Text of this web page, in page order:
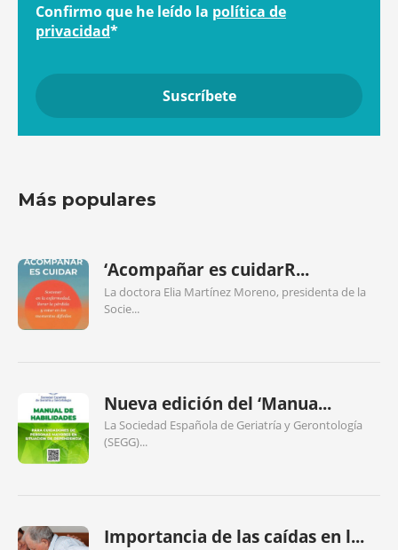
Confirmo que he leído la política de
privacidad*
Más populares
‘Acompañar es cuidarR...
La doctora Elia Martínez Moreno, presidenta de la
Socie...
Nueva edición del ‘Manua...
La Sociedad Española de Geriatría y Gerontología
(SEGG)...
Importancia de las caídas en l...